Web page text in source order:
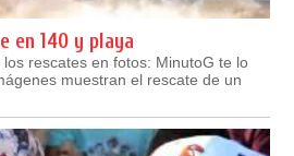
en 140 y playa
rescates en fotos: MinutoG te lo
muestran el rescate de un